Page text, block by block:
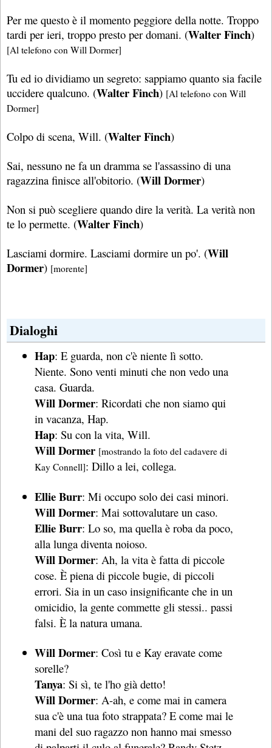
Per me questo è il momento peggiore della notte. Troppo
tardi per ieri, troppo presto per domani. (Walter Finch)
[Al telefono con Will Dormer]
Tu ed io dividiamo un segreto: sappiamo quanto sia facile
uccidere qualcuno. (Walter Finch) [Al telefono con Will
Dormer]
Colpo di scena, Will. (Walter Finch)
Sai, nessuno ne fa un dramma se l'assassino di una
ragazzina finisce all'obitorio. (Will Dormer)
Non si può scegliere quando dire la verità. La verità non
te lo permette. (Walter Finch)
Lasciami dormire. Lasciami dormire un po'. (Will
Dormer) [morente]
Dialoghi
Hap: E guarda, non c'è niente lì sotto.
Niente. Sono venti minuti che non vedo una
casa. Guarda.
Will Dormer: Ricordati che non siamo qui
in vacanza, Hap.
Hap: Su con la vita, Will.
Will Dormer [mostrando la foto del cadavere di
Kay Connell]: Dillo a lei, collega.
Ellie Burr: Mi occupo solo dei casi minori.
Will Dormer: Mai sottovalutare un caso.
Ellie Burr: Lo so, ma quella è roba da poco,
alla lunga diventa noioso.
Will Dormer: Ah, la vita è fatta di piccole
cose. È piena di piccole bugie, di piccoli
errori. Sia in un caso insignificante che in un
omicidio, la gente commette gli stessi.. passi
falsi. È la natura umana.
Will Dormer: Così tu e Kay eravate come
sorelle?
Tanya: Si sì, te l'ho già detto!
Will Dormer: A-ah, e come mai in camera
sua c'è una tua foto strappata? E come mai le
mani del suo ragazzo non hanno mai smesso